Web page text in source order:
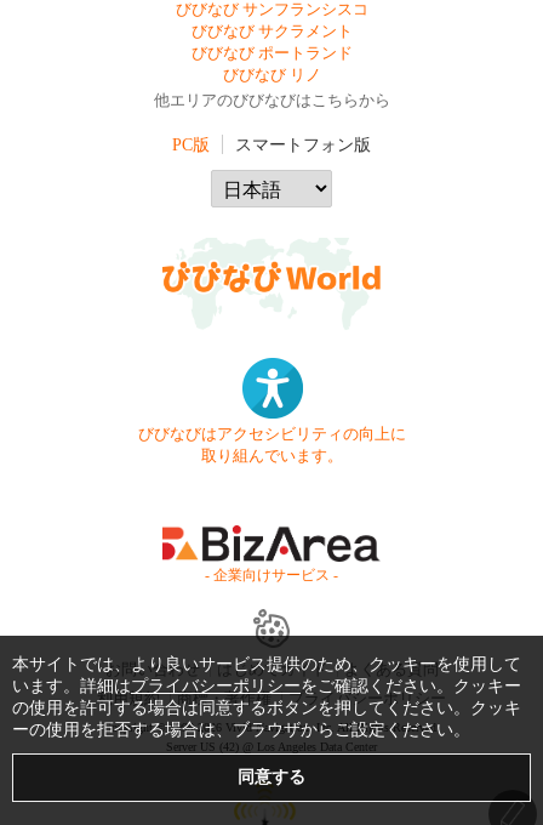
びびなび サンフランシスコ
びびなび サクラメント
びびなび ポートランド
びびなび リノ
他エリアのびびなびはこちらから
PC版 スマートフォン版
びびなびはアクセシビリティの向上に
取り組んでいます。
- 企業向けサービス -
お問い合わせ はじめてガイド
よくある質問
利用規約
商標・著作権 プライバシーポリシー
Copyright © 1999-2026 Vivid Navigation, Inc. All Rights Reserved.
Server US (42) @ Los Angeles Data Center
本サイトでは、より良いサービス提供のため、クッキーを使用して
います。詳細はプライバシーポリシーをご確認ください。クッキー
の使用を許可する場合は同意するボタンを押してください。クッキ
ーの使用を拒否する場合は、ブラウザからご設定ください。